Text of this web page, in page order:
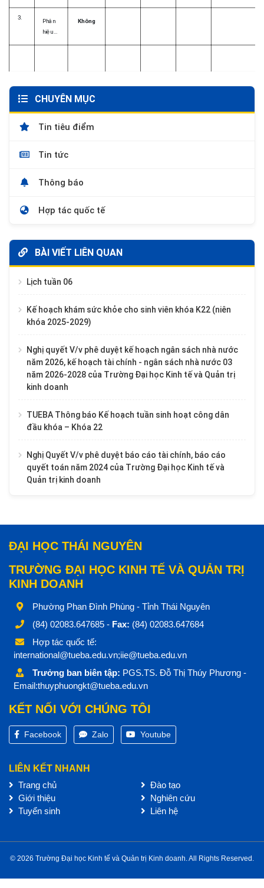
Phân
hiệu...
Không
CHUYÊN MỤC
Tin tiêu điểm
Tin tức
Thông báo
Hợp tác quốc tế
BÀI VIẾT LIÊN QUAN
Lịch tuần 06
Kế hoạch khám sức khỏe cho sinh viên khóa K22 (niên
khóa 2025-2029)
Nghị quyết V/v phê duyệt kế hoạch ngân sách nhà nước
năm 2026, kế hoạch tài chính - ngân sách nhà nước 03
năm 2026-2028 của Trường Đại học Kinh tế và Quản trị
kinh doanh
TUEBA Thông báo Kế hoạch tuần sinh hoạt công dân
đầu khóa – Khóa 22
Nghị Quyết V/v phê duyệt báo cáo tài chính, báo cáo
quyết toán năm 2024 của Trường Đại học Kinh tế và
Quản trị kinh doanh
ĐẠI HỌC THÁI NGUYÊN
TRƯỜNG ĐẠI HỌC KINH TẾ VÀ QUẢN TRỊ
KINH DOANH
Phường Phan Đình Phùng - Tỉnh Thái Nguyên
(84) 02083.647685 - Fax: (84) 02083.647684
Hợp tác quốc tế:
international@tueba.edu.vn;iie@tueba.edu.vn
Trưởng ban biên tập: PGS.TS. Đỗ Thị Thúy Phương -
Email:thuyphuongkt@tueba.edu.vn
KẾT NỐI VỚI CHÚNG TÔI
Facebook Zalo Youtube
LIÊN KẾT NHANH
Trang chủ
Giới thiệu
Tuyển sinh
Đào tạo
Nghiên cứu
Liên hệ
© 2026 Trường Đại học Kinh tế và Quản trị Kinh doanh. All Rights Reserved.